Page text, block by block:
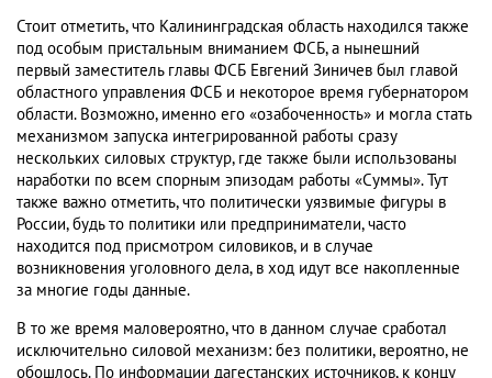
Стоит отметить, что Калининградская область находился также
под особым пристальным вниманием ФСБ, а нынешний
первый заместитель главы ФСБ Евгений Зиничев был главой
областного управления ФСБ и некоторое время губернатором
области. Возможно, именно его «озабоченность» и могла стать
механизмом запуска интегрированной работы сразу
нескольких силовых структур, где также были использованы
наработки по всем спорным эпизодам работы «Суммы». Тут
также важно отметить, что политически уязвимые фигуры в
России, будь то политики или предприниматели, часто
находится под присмотром силовиков, и в случае
возникновения уголовного дела, в ход идут все накопленные
за многие годы данные.
В то же время маловероятно, что в данном случае сработал
исключительно силовой механизм: без политики, вероятно, не
обошлось. По информации дагестанских источников, к концу